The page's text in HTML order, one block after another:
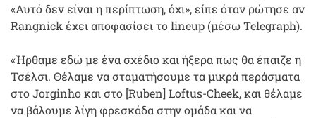
«Αυτό δεν είναι η περίπτωση, όχι», είπε όταν ρώτησε αν
Rangnick έχει αποφασίσει το lineup (μέσω Telegraph).
«Ήρθαμε εδώ με ένα σχέδιο και ήξερα πως θα έπαιζε η
Τσέλσι. Θέλαμε να σταματήσουμε τα μικρά περάσματα
στο Jorginho και στο [Ruben] Loftus-Cheek, και θέλαμε
να βάλουμε λίγη φρεσκάδα στην ομάδα και να